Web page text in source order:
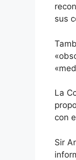
sus
La
con
Sir